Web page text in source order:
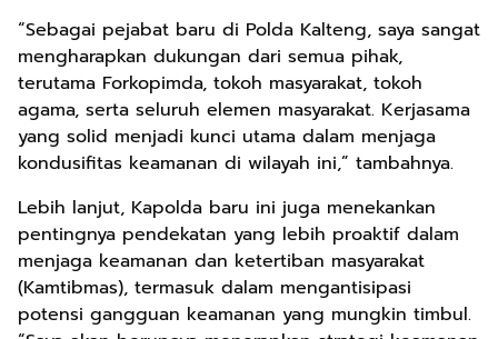
“Sebagai pejabat baru di Polda Kalteng, saya sangat
mengharapkan dukungan dari semua pihak,
terutama Forkopimda, tokoh masyarakat, tokoh
agama, serta seluruh elemen masyarakat. Kerjasama
yang solid menjadi kunci utama dalam menjaga
kondusifitas keamanan di wilayah ini,” tambahnya.
Lebih lanjut, Kapolda baru ini juga menekankan
pentingnya pendekatan yang lebih proaktif dalam
menjaga keamanan dan ketertiban masyarakat
(Kamtibmas), termasuk dalam mengantisipasi
potensi gangguan keamanan yang mungkin timbul.